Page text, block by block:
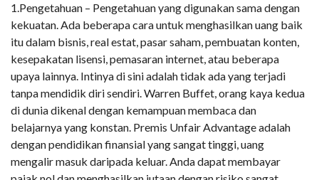
1.Pengetahuan – Pengetahuan yang digunakan sama dengan
kekuatan. Ada beberapa cara untuk menghasilkan uang baik
itu dalam bisnis, real estat, pasar saham, pembuatan konten,
kesepakatan lisensi, pemasaran internet, atau beberapa
upaya lainnya. Intinya di sini adalah tidak ada yang terjadi
tanpa mendidik diri sendiri. Warren Buffet, orang kaya kedua
di dunia dikenal dengan kemampuan membaca dan
belajarnya yang konstan. Premis Unfair Advantage adalah
dengan pendidikan finansial yang sangat tinggi, uang
mengalir masuk daripada keluar. Anda dapat membayar